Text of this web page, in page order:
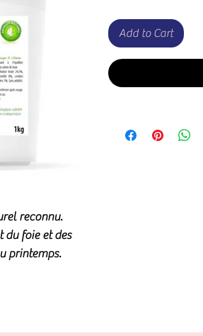
reconnu.
du foie et des
printemps.
Add to Cart